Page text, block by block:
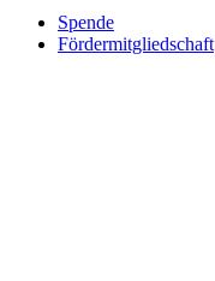
Spende
Fördermitgliedschaft